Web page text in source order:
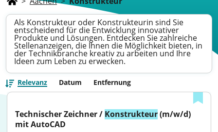
Als Konstrukteur oder Konstrukteurin sind Sie
entscheidend für die Entwicklung innovativer
Produkte und Lösungen. Entdecken Sie zahlreiche
Stellenanzeigen, die Ihnen die Möglichkeit bieten, in
der Technikbranche kreativ zu arbeiten und Ihre
Ideen zum Leben zu erwecken.
Relevanz Datum Entfernung
Technischer Zeichner / Konstrukteur (m/w/d)
mit AutoCAD